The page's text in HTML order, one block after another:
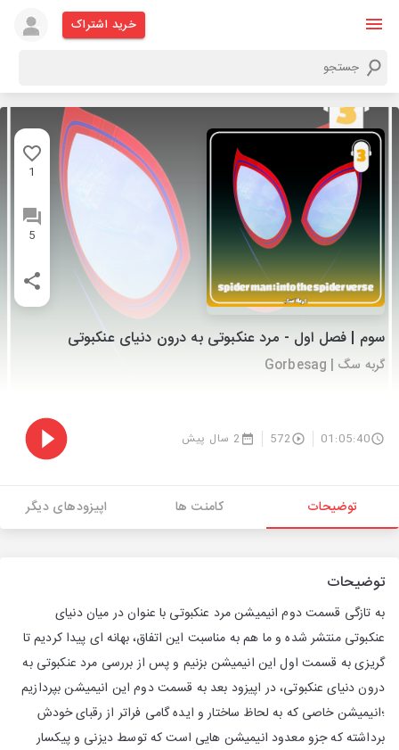
خرید اشتراک
1
5
سوم | فصل اول - مرد عنکبوتی به درون دنیای عنکبوتی
گربه سگ | Gorbesag
01:05:40
572 2 سال پیش
توضیحات کامنت ها اپیزودهای دیگر
توضیحات
به تازگی قسمت دوم انیمیشن مرد عنکبوتی با عنوان در میان دنیای
عنکبوتی منتشر شده و ما هم به مناسبت این اتفاق، بهانه ای پیدا کردیم تا
گریزی به قسمت اول این انیمیشن بزنیم و پس از بررسی مرد عنکبوتی به
درون دنیای عنکبوتی، در اپیزود بعد به قسمت دوم این انیمیشن بپردازیم
؛انیمیشن خاصی که به لحاظ ساختار و ایده گامی فراتر از رقبای خودش
برداشته که جزو معدود انیمیشن هایی است که توسط دیزنی و پیکسار